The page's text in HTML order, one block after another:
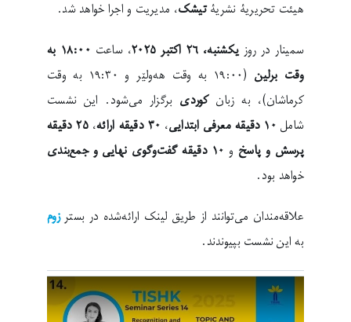
هیئت تحریریۀ نشریۀتیشک، مدیریت و اجرا خواهد شد.
سمینار در روزیکشنبه، ۲۶ اکتبر ۲۰۲۵ ، ساعت
۱۸:۰۰ به
وقت برلین
(۱۹:۰۰ به وقت هەولێر و ۱۹:۳۰ به وقت
کرماشان)، به زبانکوردی برگزار می‌شود. این نشست
شامل ۱۰ دقیقه معرفی ابتدایی ، ۳۰ دقیقه ارائه ، ۲۵ دقیقه
پرسش و پاسخ و ۱۰ دقیقه گفت‌وگوی نهایی و جمع‌بندی
خواهد بود.
علاقه‌مندان می‌توانند از طریق لینک ارائه‌شده در بسترزوم
به این نشست بپیوندند.